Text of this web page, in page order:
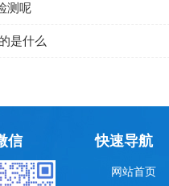
测呢
是什么
信 快速导航
网站首页